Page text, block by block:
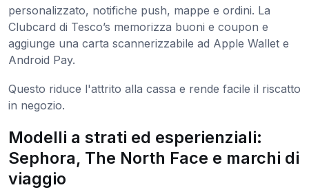
personalizzato, notifiche push, mappe e ordini. La
Clubcard di Tesco’s memorizza buoni e coupon e
aggiunge una carta scannerizzabile ad Apple Wallet e
Android Pay.
Questo riduce l'attrito alla cassa e rende facile il riscatto
in negozio.
Modelli a strati ed esperienziali:
Sephora, The North Face e marchi di
viaggio